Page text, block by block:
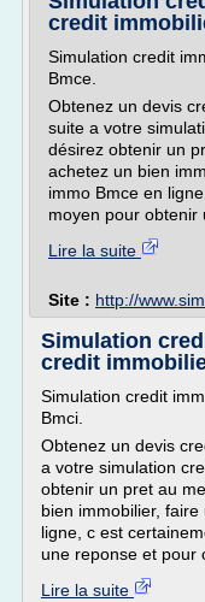
credit
Simulation credit
Bmce.
Obtenez un devis
suite a votre
désirez obtenir un
achetez un bien
immo Bmce en
moyen pour obtenir
Lire la suite
Site : http://
Simulation
credit
Simulation credit
Bmci.
Obtenez un devis
a votre simulation
obtenir un pret au
bien immobilier,
ligne, c est
une reponse et pour
Lire la suite